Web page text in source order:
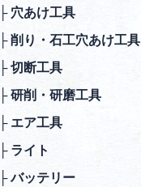
⽳あけ⼯具
削り・⽯⼯⽳あけ⼯具
切断⼯具
研削・研磨⼯具
エア⼯具
ライト
バッテリー